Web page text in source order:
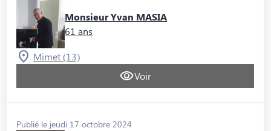
Monsieur Yvan MASIA
61 ans
Mimet (13)
Voir
Publié le jeudi 17 octobre 2024